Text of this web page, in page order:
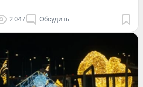
2 047 Обсудить